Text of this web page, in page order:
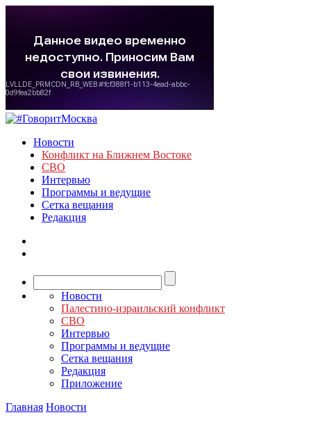
Новости
Конфликт на Ближнем Востоке
СВО
Интервью
Программы и ведущие
Сетка вещания
Редакция
Новости
Палестино-израильский конфликт
СВО
Интервью
Программы и ведущие
Сетка вещания
Редакция
Приложение
Главная Новости